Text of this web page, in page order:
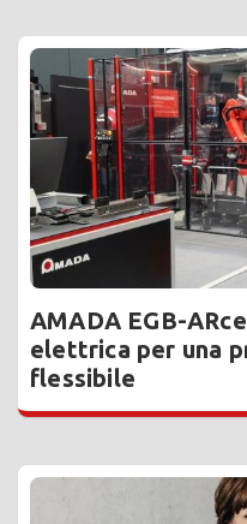
AMADA EGB-
elettrica per una
flessibile